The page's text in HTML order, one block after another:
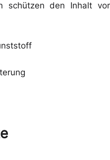
schützen den Inhalt vor